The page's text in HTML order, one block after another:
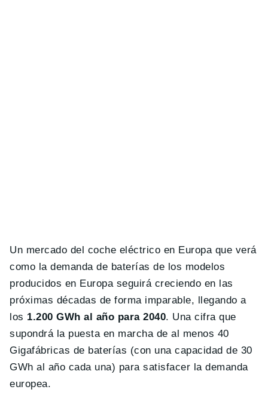
Un mercado del coche eléctrico en Europa que verá
como la demanda de baterías de los modelos
producidos en Europa seguirá creciendo en las
próximas décadas de forma imparable, llegando a
los 1.200 GWh al año para 2040. Una cifra que
supondrá la puesta en marcha de al menos 40
Gigafábricas de baterías (con una capacidad de 30
GWh al año cada una) para satisfacer la demanda
europea.